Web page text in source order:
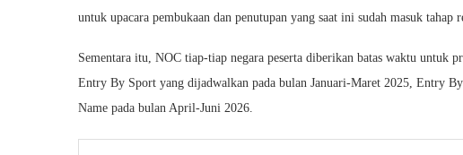
untuk upacara pembukaan dan penutupan yang saat ini sudah masuk
Sementara itu, NOC tiap-tiap negara peserta diberikan batas waktu untuk
Entry By Sport yang dijadwalkan pada bulan Januari-Maret 2025, Entry
Name pada bulan April-Juni 2026.